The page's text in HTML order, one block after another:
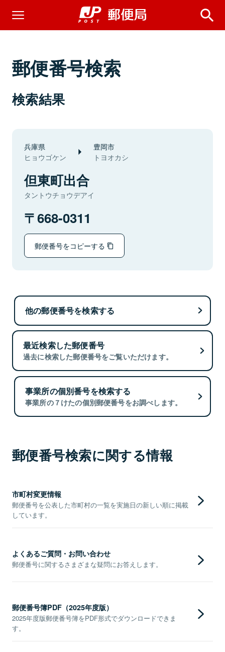
郵便番号検索
検索結果
兵庫県
ヒョウゴケン
豊岡市
トヨオカシ
但東町出合
タントウチョウデアイ
668-0311
郵便番号をコピーする
他の郵便番号を検索する
最近検索した郵便番号
過去に検索した郵便番号をご覧いただけます。
事業所の個別番号を検索する
事業所の７けたの個別郵便番号をお調べします。
郵便番号検索に関する情報
市町村変更情報
郵便番号を公表した市町村の一覧を実施日の新しい順に掲載
しています。
よくあるご質問・お問い合わせ
郵便番号に関するさまざまな疑問にお答えします。
郵便番号簿PDF（2025年度版）
2025年度版郵便番号簿をPDF形式でダウンロードできま
す。